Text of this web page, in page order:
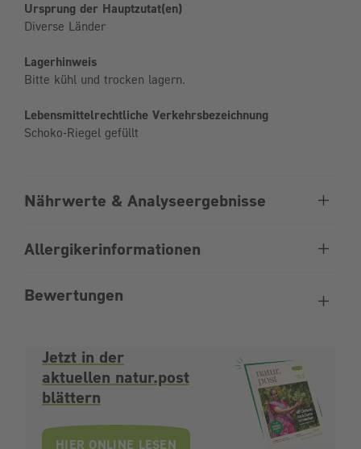
Ursprung der Hauptzutat(en)
Diverse Länder
Lagerhinweis
Bitte kühl und trocken lagern.
Lebensmittelrechtliche Verkehrsbezeichnung
Schoko-Riegel gefüllt
Nährwerte & Analyseergebnisse
Allergikerinformationen
Bewertungen
Jetzt in der
aktuellen natur.post
blättern
HIER ONLINE LESEN